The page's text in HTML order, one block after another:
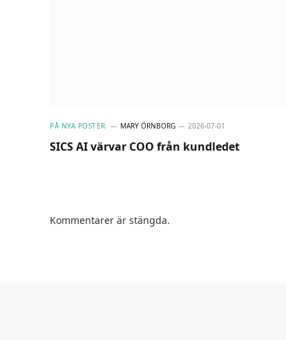
PÅ NYA POSTER MARY ÖRNBORG 2026-07-01
SICS AI värvar COO från kundledet
Kommentarer är stängda.